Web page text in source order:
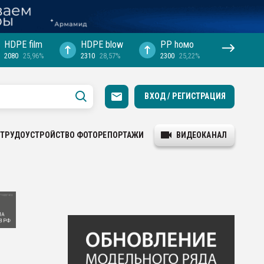
HDPE film
2080 25,96%
HDPE blow
2310 28,57%
PP hомо
2300 25,22%
ВХОД / РЕГИСТРАЦИЯ
ТРУДОУСТРОЙСТВО ФОТОРЕПОРТАЖИ ВИДЕОКАНАЛ